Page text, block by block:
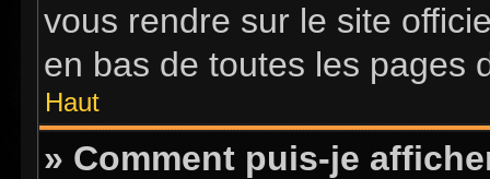
vous rendre sur le site
en bas de toutes les pages
Haut
» Comment puis-je